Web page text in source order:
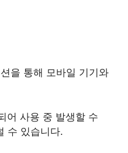
을 통해 모바일 기기와
어 사용 중 발생할 수
수 있습니다.